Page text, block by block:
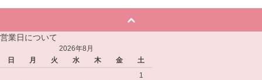
営業日について
2026年8月
日
月 火 水 木 金
土
1